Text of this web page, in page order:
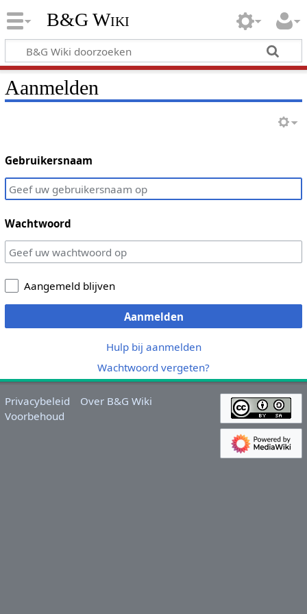
B&G Wiki
Aanmelden
Gebruikersnaam
Wachtwoord
Aangemeld blijven
Aanmelden
Hulp bij aanmelden
Wachtwoord vergeten?
Privacybeleid
Over B&G Wiki
Voorbehoud